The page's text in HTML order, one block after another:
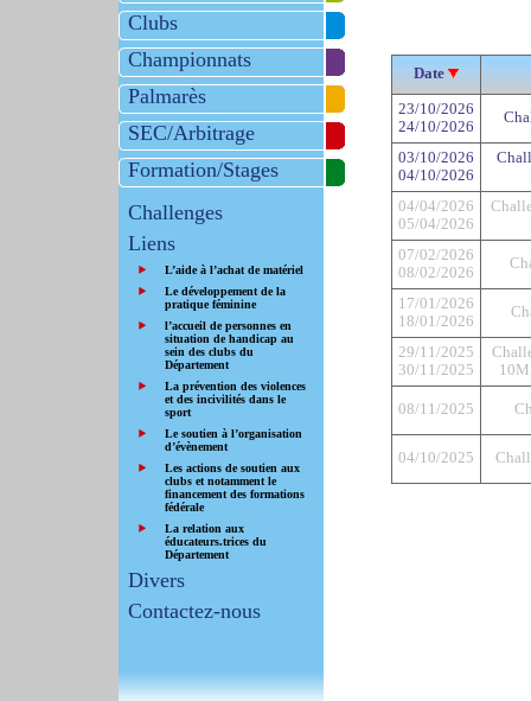
Clubs
Championnats
Palmarès
SEC/Arbitrage
Formation/Stages
Challenges
Liens
L’aide à l’achat de matériel
Le développement de la
pratique féminine
l’accueil de personnes en
situation de handicap au
sein des clubs du
Département
La prévention des violences
et des incivilités dans le
sport
Le soutien à l’organisation
d’évènement
Les actions de soutien aux
clubs et notamment le
financement des formations
fédérale
La relation aux
éducateurs.trices du
Département
Divers
Contactez-nous
Date
23/10/2026
24/10/2026
03/10/2026
04/10/2026
04/04/2026
05/04/2026
07/02/2026
08/02/2026
17/01/2026
18/01/2026
29/11/2025
30/11/2025
08/11/2025
04/10/2025